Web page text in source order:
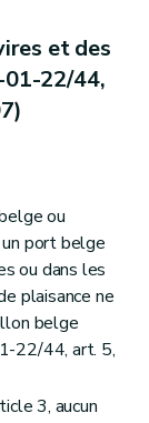
et des
01-22/44,
ou
port belge
ou dans les
plaisance ne
belge
22/44, art. 5,
3, aucun